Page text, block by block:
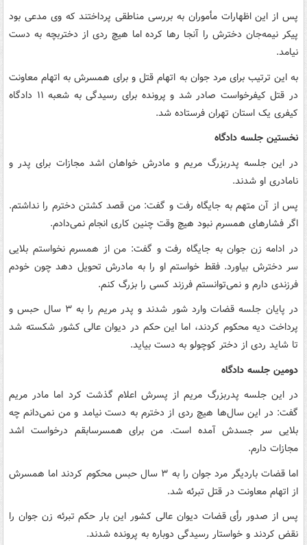
پس از این اظهارات مأموران به بررسی مناطقی پرداختند که وی مدعی بود
پیکر نیمه‌جان دخترش را آنجا رها کرده اما هیچ ردی از دختربچه به دست
نیامد.
به این ترتیب برای مرد جوان به اتهام قتل و برای همسرش به اتهام معاونت
در قتل کیفرخواست صادر شد و پرونده برای رسیدگی به شعبه ۱۱ دادگاه
کیفری یک استان تهران فرستاده شد.
نخستین جلسه دادگاه
در این جلسه پدربزرگ مریم و مادرش خواهان اشد مجازات برای پدر و
نامادری او شدند.
پس از آن متهم به جایگاه رفت و گفت: من قصد کشتن دخترم را نداشتم.
اگر فشارهای همسرم نبود هیچ وقت چنین کاری انجام نمی‌دادم.
در ادامه زن جوان به جایگاه رفت و گفت: من از همسرم نخواستم بلایی
سر دخترش بیاورد. فقط خواستم او را به مادرش تحویل دهد چون خودم
فرزندی دارم و نمی‌توانستم فرزند کسی را بزرگ کنم.
در پایان جلسه قضات وارد شور شدند و پدر مریم را به ۳ سال حبس و
پرداخت دیه محکوم کردند، اما این حکم در دیوان عالی کشور شکسته شد
تا شاید ردی از دختر کوچولو به دست بیاید.
دومین جلسه دادگاه
در این جلسه پدربزرگ مریم از پسرش اعلام گذشت کرد اما مادر مریم
گفت: در این سال‌ها هیچ ردی از دخترم به دست نیامد و من نمی‌دانم چه
بلایی سر جسدش آمده است. من برای همسرسابقم درخواست اشد
مجازات دارم.
اما قضات باردیگر مرد جوان را به ۳ سال حبس محکوم کردند اما همسرش
از اتهام معاونت در قتل تبرئه شد.
پس از صدور رأی قضات دیوان عالی کشور این بار حکم تبرئه زن جوان را
نقض کردند و خواستار رسیدگی دوباره به پرونده شدند.